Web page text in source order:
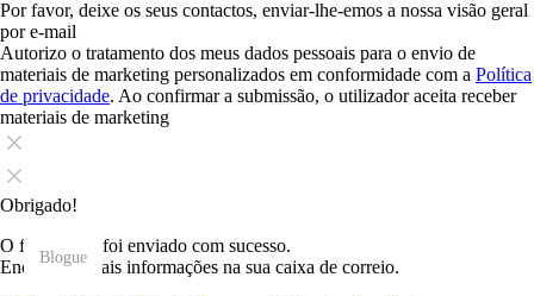
Por favor, deixe os seus contactos, enviar-lhe-emos a nossa visão geral
por e-mail
Autorizo o tratamento dos meus dados pessoais para o envio de
materiais de marketing personalizados em conformidade com a Política
de privacidade. Ao confirmar a submissão, o utilizador aceita receber
materiais de marketing
Obrigado!
O formulário foi enviado com sucesso.
Encontrará mais informações na sua caixa de correio.
Blogue
Blogue
Blogue
Blogue
Blogue
Blogue
Blogue
Blogue
Blogue
Blogue
Blogue
Blogue